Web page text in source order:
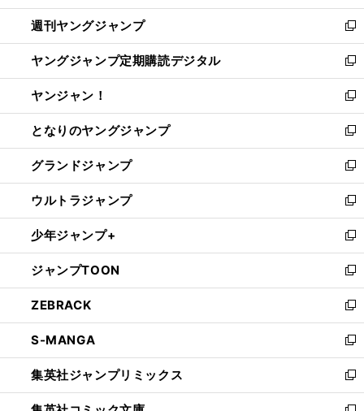
開
く
ウ
で
開
く
ン
ド
ウ
で
開
く
ウ
ィ
ン
ド
ウ
で
開
く
週刊ヤングジャンプ
新
し
い
ウ
ィ
ン
ド
ウ
で
開
く
ヤングジャンプ定期購読デジタル
新
し
い
ウ
ィ
ン
ド
ウ
で
開
く
ヤンジャン！
新
し
い
ウ
ィ
ン
ド
ウ
で
開
く
となりのヤングジャンプ
新
し
い
ウ
ィ
ン
ド
ウ
で
開
く
グランドジャンプ
新
し
い
ウ
ィ
ン
ド
ウ
で
開
く
ウルトラジャンプ
新
し
い
ウ
ィ
ン
ド
ウ
で
開
く
少年ジャンプ+
新
し
い
ウ
ィ
ン
ド
ウ
で
開
ジャンプTOON
新
し
い
ウ
ィ
ン
ド
ウ
ZEBRACK
新
し
い
ウ
ィ
ン
S-MANGA
新
し
い
ウ
集英社ジャンプリミックス
新
し